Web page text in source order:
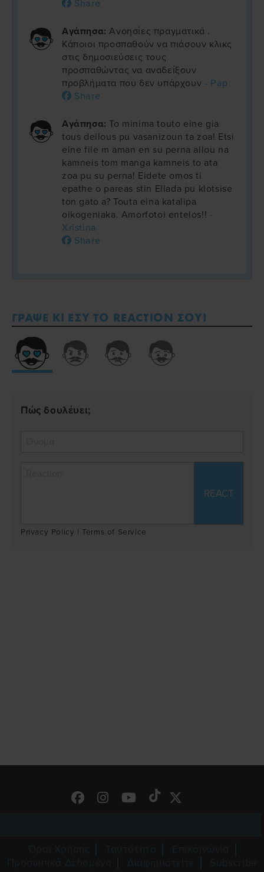
Share
Αγάπησα: Ανοησίες πραγματικά .
Κάποιοι προσπαθούν να πιάσουν κλικς
στις δημοσιεύσεις τους
προσπαθώντας να αναδείξουν
προβλήματα που δεν υπάρχουν - Pap
Share
Αγάπησα: To minima touto eine gia
tous deilous pu vasanizoun ta zoa! Etsi
eine file m aman en su perna allou na
kamneis tom manga kamneis to ata
zoa pu su perna! Eidete omos ti
epathe o pareas stin Ellada pu klotsise
ton gato a? Touta eina katalipa
oikogeniaka. Amorfotoi entelos!! -
Xristina
Share
ΓΡΑΨΕ ΚΙ ΕΣΥ ΤΟ REACTION ΣΟΥ!
Πώς δουλέυει;
Privacy Policy |Terms of Service